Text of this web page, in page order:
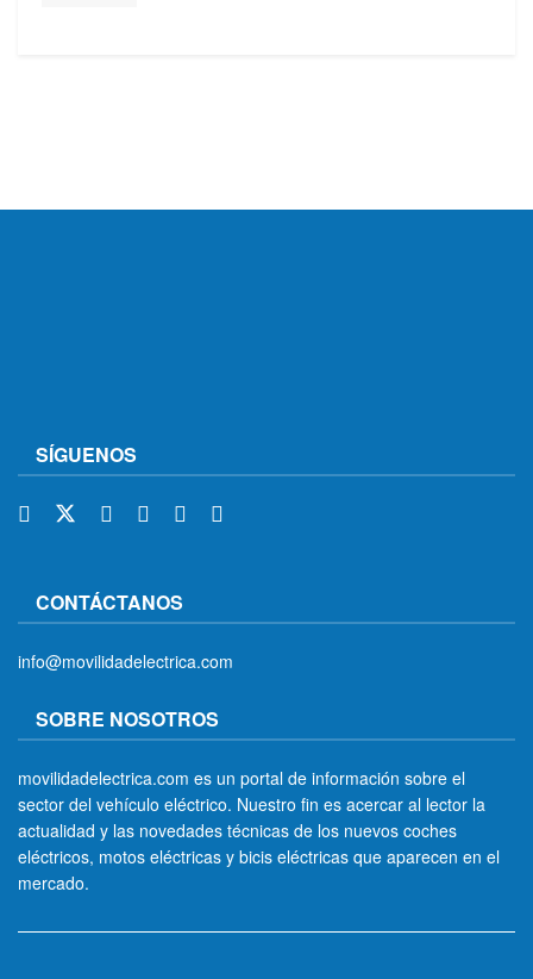
SÍGUENOS
CONTÁCTANOS
info@movilidadelectrica.com
SOBRE NOSOTROS
movilidadelectrica.com es un portal de información sobre el
sector del vehículo eléctrico. Nuestro fin es acercar al lector la
actualidad y las novedades técnicas de los nuevos coches
eléctricos, motos eléctricas y bicis eléctricas que aparecen en el
mercado.